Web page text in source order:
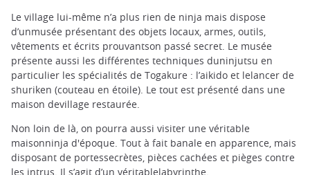
Le village lui-même n’a plus rien de ninja mais dispose
d’unmusée présentant des objets locaux, armes, outils,
vêtements et écrits prouvantson passé secret. Le musée
présente aussi les différentes techniques duninjutsu en
particulier les spécialités de Togakure : l’aikido et lelancer de
shuriken (couteau en étoile). Le tout est présenté dans une
maison devillage restaurée.
Non loin de là, on pourra aussi visiter une véritable
maisonninja d'époque. Tout à fait banale en apparence, mais
disposant de portessecrètes, pièces cachées et pièges contre
les intrus. Il s’agit d’un véritablelabyrinthe.